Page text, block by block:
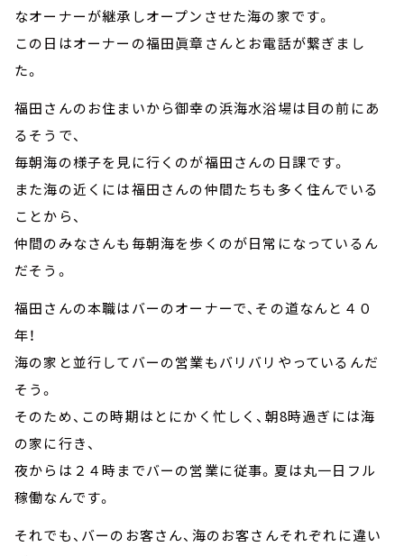
なオーナーが継承しオープンさせた海の家です。
この日はオーナーの福田眞章さんとお電話が繋ぎまし
た。
福田さんのお住まいから御幸の浜海水浴場は目の前にあ
るそうで、
毎朝海の様子を見に行くのが福田さんの日課です。
また海の近くには福田さんの仲間たちも多く住んでいる
ことから、
仲間のみなさんも毎朝海を歩くのが日常になっているん
だそう。
福田さんの本職はバーのオーナーで、その道なんと４０
年！
海の家と並行してバーの営業もバリバリやっているんだ
そう。
そのため、この時期はとにかく忙しく、朝8時過ぎには海
の家に行き、
夜からは２４時までバーの営業に従事。夏は丸一日フル
稼働なんです。
それでも、バーのお客さん、海のお客さんそれぞれに違い